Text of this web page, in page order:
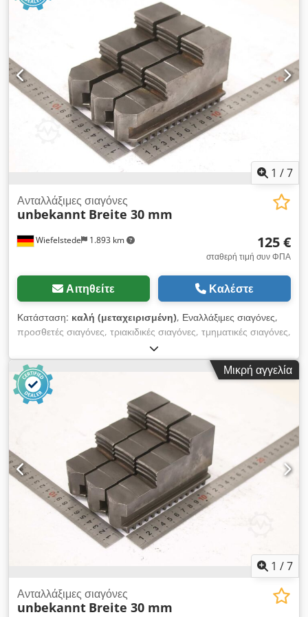
-Πλάτος σιαγόνων: 30 mm -Διαστάσεις: δείτε τη φωτογραφία
του τεχνικού σχεδίου -Συνολικές διαστάσεις: 135/90/H75 mm
-Συνολικό βάρος: 4,5 kg
1 /7
Wiefelstede 1.893 km
Ανταλλάξιμες σιαγόνες
unbekannt Breite 30 mm
125 €
σταθερή τιμή συν ΦΠΑ
Αιτηθείτε Καλέστε
Κατάσταση: καλή (μεταχειρισμένη), Εναλλάξιμες σιαγόνες,
προσθετές σιαγόνες, τριακιδικές σιαγόνες, τμηματικές σιαγόνες,
σιαγόνες σύσφιξης, σιαγόνες με βαθμιδωτό μπλοκ, προσθετές
σιαγόνες με βαθμιδωτό μπλοκ, σιαγόνες μπλοκ, βασικές
σιαγόνες -Προσθετές σιαγόνες: σετ σιαγόνων για τριακιδικά
τόρνου, σκληρές -Πλάτος σιαγόνων: 30 mm Dsdszp Eyljpfx
Amhjwa -Διαστάσεις: βλέπε φωτογραφία τεχνικού σχεδίου
-Συνολικές διαστάσεις: 135/90/H75 mm -Συνολικό βάρος: 4,3
Μικρή αγγελία
1 /7
Ανταλλάξιμες σιαγόνες
unbekannt Breite 30 mm